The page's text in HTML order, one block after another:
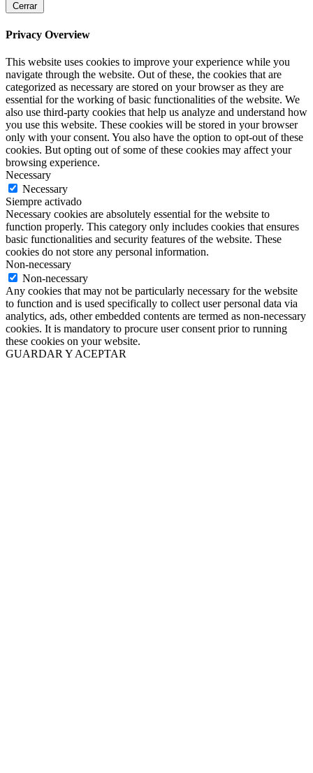
Cerrar
Privacy Overview
This website uses cookies to improve your experience while you
navigate through the website. Out of these, the cookies that are
categorized as necessary are stored on your browser as they are
essential for the working of basic functionalities of the website. We
also use third-party cookies that help us analyze and understand how
you use this website. These cookies will be stored in your browser
only with your consent. You also have the option to opt-out of these
cookies. But opting out of some of these cookies may affect your
browsing experience.
Necessary
Necessary
Siempre activado
Necessary cookies are absolutely essential for the website to
function properly. This category only includes cookies that ensures
basic functionalities and security features of the website. These
cookies do not store any personal information.
Non-necessary
Non-necessary
Any cookies that may not be particularly necessary for the website
to function and is used specifically to collect user personal data via
analytics, ads, other embedded contents are termed as non-necessary
cookies. It is mandatory to procure user consent prior to running
these cookies on your website.
GUARDAR Y ACEPTAR